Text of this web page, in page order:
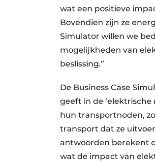
wat een positieve
Bovendien zijn ze
Simulator willen we
mogelijkheden van
beslissing.”
De Business Case
geeft in de
hun transportnoden,
transport dat ze
antwoorden berekent
wat de impact van